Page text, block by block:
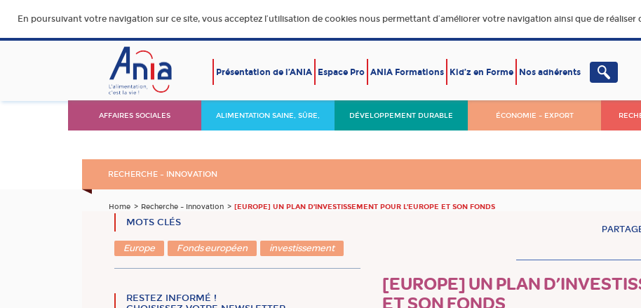
En poursuivant votre navigation sur ce site, vous acceptez l’utilisation de cookies nous permettant d’améliorer votre navigation ainsi que de réaliser
Présentation de l’ANIA Espace Pro ANIA Formations Kid’z en Forme Nos adhérents
AFFAIRES SOCIALES ALIMENTATION SAINE, SÛRE, DÉVELOPPEMENT DURABLE ÉCONOMIE – EXPORT
RECHERCHE – INNOVATION
Home Recherche – Innovation [EUROPE] UN PLAN D’INVESTISSEMENT POUR L’EUROPE ET SON FONDS
[EUROPE] UN PLAN
ET SON FONDS
MOTS CLÉS
Europe Fonds européen investissement
RESTEZ INFORMÉ !